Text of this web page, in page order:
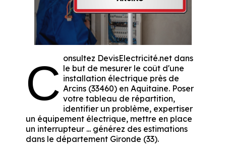
C onsultez DevisElectricité.net dans
le but de mesurer le coût d'une
installation électrique près de
Arcins (33460) en Aquitaine. Poser
votre tableau de répartition,
identifier un problème, expertiser
un équipement électrique, mettre en place
un interrupteur ... générez des estimations
dans le département Gironde (33).